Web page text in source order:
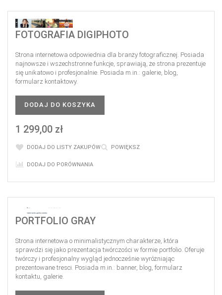
FOTOGRAFIA DIGIPHOTO
Strona internetowa odpowiednia dla branży fotograficznej. Posiada
najnowsze i wszechstronne funkcje, sprawiają, że strona prezentuje
się unikatowo i profesjonalnie. Posiada m.in.: galerie, blog,
formularz kontaktowy.
DODAJ DO KOSZYKA
1 299,00 zł
DODAJ DO LISTY ZAKUPÓW POWIĘKSZ
DODAJ DO PORÓWNANIA
PORTFOLIO GRAY
Strona internetowa o minimalistycznym charakterze, która
sprawdzi się jako prezentacja twórczości w formie portfolio. Oferuje
twórczy i profesjonalny wygląd jednocześnie wyróżniając
prezentowane tresci. Posiada m.in.: banner, blog, formularz
kontaktu, galerie.